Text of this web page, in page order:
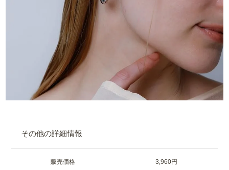
その他の詳細情報
販売価格 3,960円